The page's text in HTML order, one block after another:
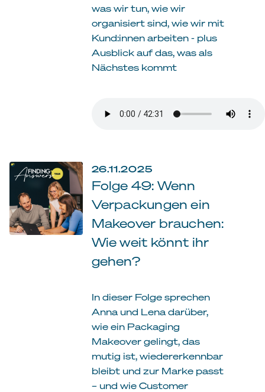
was wir tun, wie wir
organisiert sind, wie wir mit
Kund:innen arbeiten - plus
Ausblick auf das, was als
Nächstes kommt
26.11.2025
Folge 49: Wenn
Verpackungen ein
Makeover brauchen:
Wie weit könnt ihr
gehen?
In dieser Folge sprechen
Anna und Lena darüber,
wie ein Packaging
Makeover gelingt, das
mutig ist, wiedererkennbar
bleibt und zur Marke passt
– und wie Customer